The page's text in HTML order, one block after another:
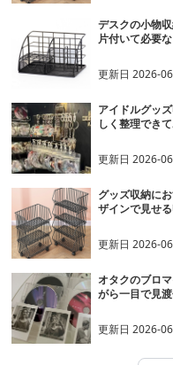
デスクの小物
片付いて必要
更新日2026-
アイドルグッ
しく整理でき
更新日2026-
グッズ収納に
ザインで見せ
更新日2026-
オタクのブロ
がら一目で見
更新日2026-